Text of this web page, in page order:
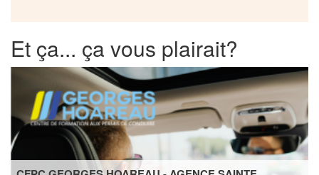
Et ça... ça vous plairait?